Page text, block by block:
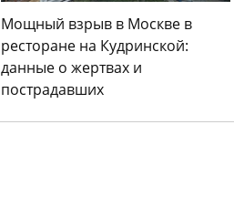
Мощный взрыв в Москве в
ресторане на Кудринской:
данные о жертвах и
пострадавших